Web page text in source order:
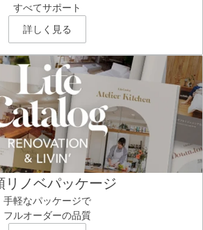
すべてサポート
詳しく見る
リノベパッケージ
手軽なパッケージで
フルオーダーの品質